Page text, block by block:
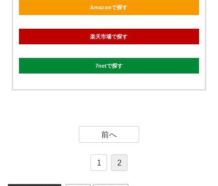
Amazonで探す
楽天市場で探す
7netで探す
前へ
1 2